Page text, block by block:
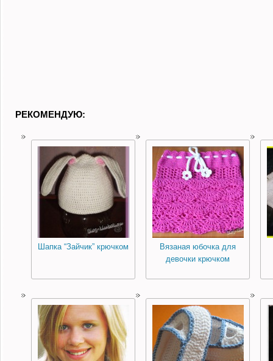
РЕКОМЕНДУЮ:
Шапка “Зайчик” крючком
Вязаная юбочка для
девочки крючком